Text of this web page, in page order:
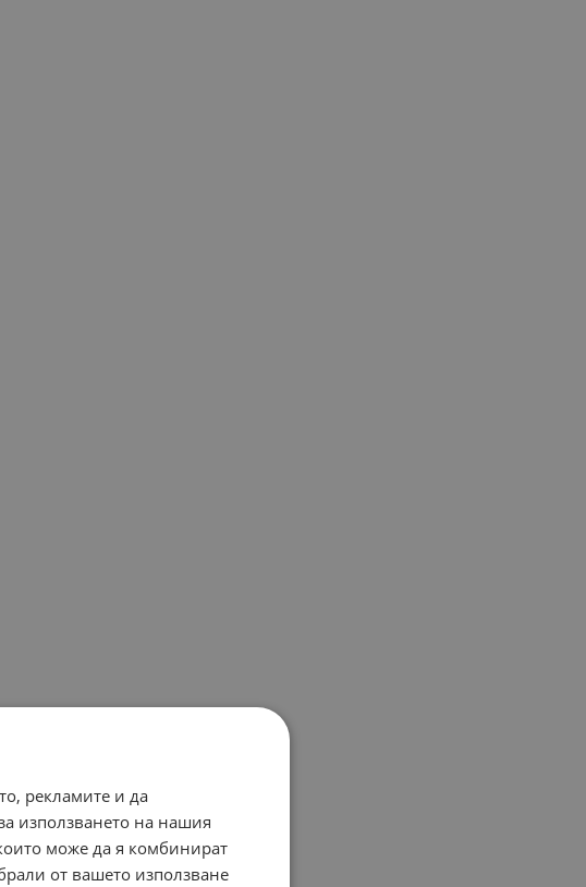
рекламите и да
използването на нашия
може да я комбинират
от вашето използване